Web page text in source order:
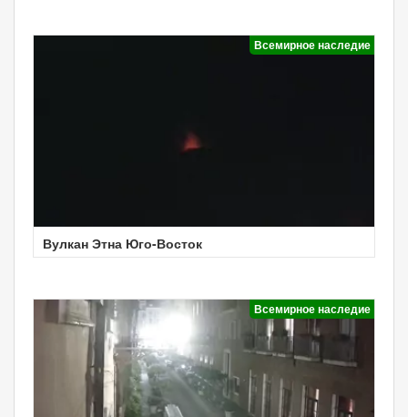
Всемирное наследие
Вулкан Этна Юго-Восток
Всемирное наследие